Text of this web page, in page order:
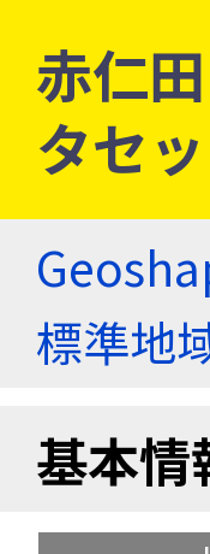
赤仁
タセ
標準地
基本情